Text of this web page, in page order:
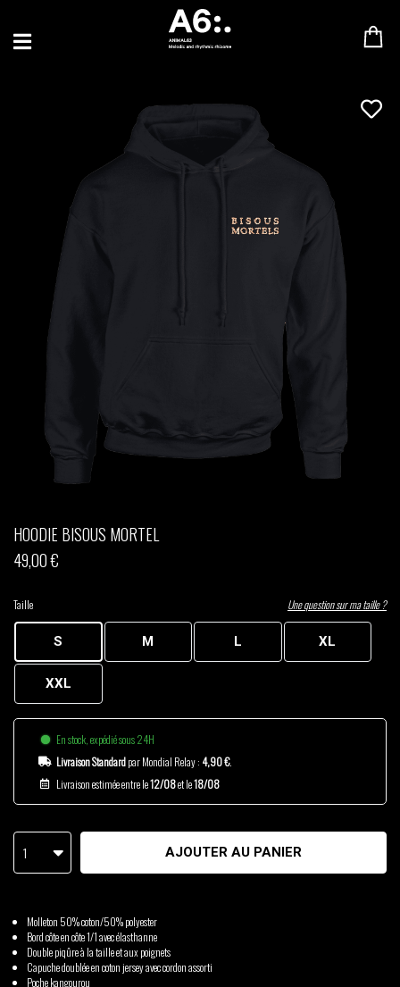
BLU SAMU
JOHAN PAPACONSTANTINO
LOVE SUPREME
MERYEM ABOULOUAFA
MYTH SYZER
PARA ONE
HOODIE BISOUS MORTEL
49,00 €
Taille Une question sur ma taille ?
S M L XL
XXL
En stock, expédié sous 24H
Livraison Standardpar Mondial Relay : 4,90 €.
Livraison estimée entre le12/08et le18/08
1 AJOUTER AU PANIER
Molleton 50% coton/50% polyester
Bord côte en côte 1/1 avec élasthanne
Double piqûre à la taille et aux poignets
Capuche doublée en coton jersey avec cordon assorti
Poche kangourou